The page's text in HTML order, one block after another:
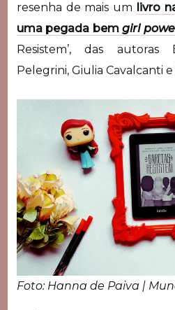
resenha de mais um livro
uma pegada bemgirl
Resistem’, das autoras
Pelegrini, Giulia Cavalcanti
Foto: Hanna de Paiva |